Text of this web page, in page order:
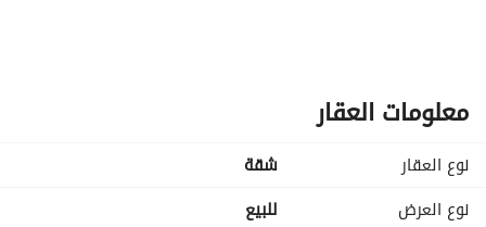
سطح مستقل
خادمة
معلومات العقار
نوع العقار
شقة
نوع العرض
للبيع